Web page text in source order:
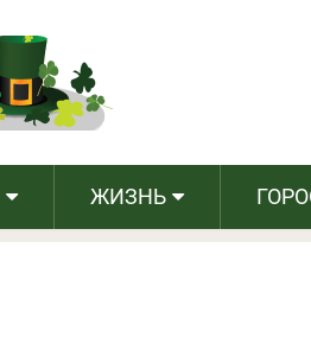
ЖИЗНЬ
3 Лайфхака: легко и